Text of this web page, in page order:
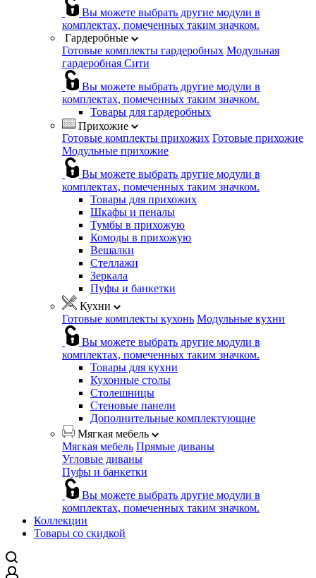
Вы можете выбрать другие модули в
комплектах, помеченных таким значком.
Гардеробные
Готовые комплекты гардеробных Модульная
гардеробная Сити
Вы можете выбрать другие модули в
комплектах, помеченных таким значком.
Товары для гардеробных
Прихожие
Готовые комплекты прихожих Готовые прихожие
Модульные прихожие
Вы можете выбрать другие модули в
комплектах, помеченных таким значком.
Товары для прихожих
Шкафы и пеналы
Тумбы в прихожую
Комоды в прихожую
Вешалки
Стеллажи
Зеркала
Пуфы и банкетки
Кухни
Готовые комплекты кухонь Модульные кухни
Вы можете выбрать другие модули в
комплектах, помеченных таким значком.
Товары для кухни
Кухонные столы
Столешницы
Стеновые панели
Дополнительные комплектующие
Мягкая мебель
Мягкая мебель Прямые диваны
Угловые диваны
Пуфы и банкетки
Вы можете выбрать другие модули в
комплектах, помеченных таким значком.
Коллекции
Товары со скидкой